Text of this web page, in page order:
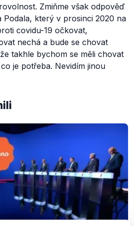
Zmiňme však odpověď
Podala, který v prosinci 2020 na
covidu-19 očkovat,
nechá a bude se chovat
takhle bychom se měli chovat
je potřeba. Nevidím jinou